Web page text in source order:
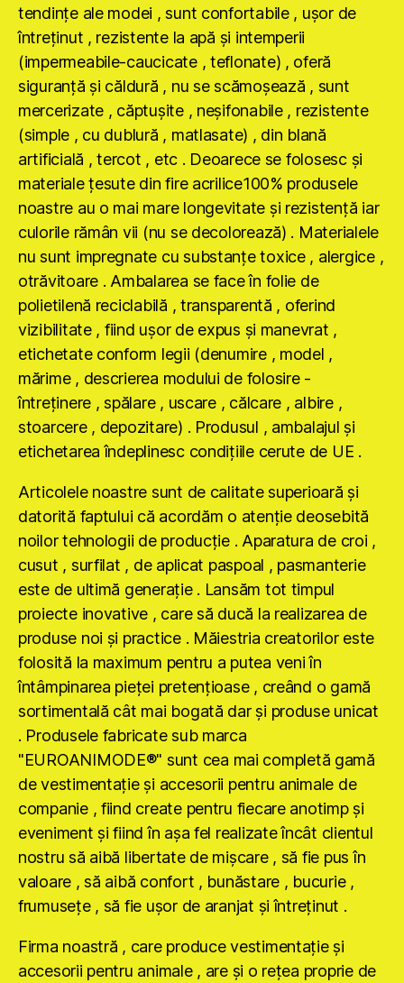
tendinţe ale modei , sunt confortabile , uşor de
întreţinut , rezistente la apă şi intemperii
(impermeabile-caucicate , teflonate) , oferă
siguranţă şi căldură , nu se scămoşează , sunt
mercerizate , căptuşite , neşifonabile , rezistente
(simple , cu dublură , matlasate) , din blană
artificială , tercot , etc . Deoarece se folosesc şi
materiale ţesute din fire acrilice100% produsele
noastre au o mai mare longevitate şi rezistenţă iar
culorile rămân vii (nu se decolorează) . Materialele
nu sunt impregnate cu substanţe toxice , alergice ,
otrăvitoare . Ambalarea se face în folie de
polietilenă reciclabilă , transparentă , oferind
vizibilitate , fiind uşor de expus şi manevrat ,
etichetate conform legii (denumire , model ,
mărime , descrierea modului de folosire -
întreţinere , spălare , uscare , călcare , albire ,
stoarcere , depozitare) . Produsul , ambalajul şi
etichetarea îndeplinesc condiţiile cerute de UE .
Articolele noastre sunt de calitate superioară şi
datorită faptului că acordăm o atenţie deosebită
noilor tehnologii de producţie . Aparatura de croi ,
cusut , surfilat , de aplicat paspoal , pasmanterie
este de ultimă generaţie . Lansăm tot timpul
proiecte inovative , care să ducă la realizarea de
produse noi şi practice . Măiestria creatorilor este
folosită la maximum pentru a putea veni în
întâmpinarea pieţei pretenţioase , creând o gamă
sortimentală cât mai bogată dar şi produse unicat
. Produsele fabricate sub marca
"EUROANIMODE®" sunt cea mai completă gamă
de vestimentaţie şi accesorii pentru animale de
companie , fiind create pentru fiecare anotimp şi
eveniment şi fiind în aşa fel realizate încât clientul
nostru să aibă libertate de mişcare , să fie pus în
valoare , să aibă confort , bunăstare , bucurie ,
frumuseţe , să fie uşor de aranjat şi întreţinut .
Firma noastră , care produce vestimentaţie şi
accesorii pentru animale , are şi o reţea proprie de